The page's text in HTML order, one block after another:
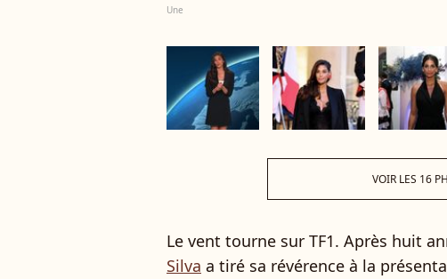
Une
VOIR LES 16
Le vent tourne sur TF1. Après huit
Silva a tiré sa révérence à la